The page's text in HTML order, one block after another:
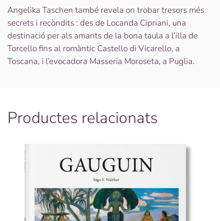
Angelika Taschen també revela on trobar tresors més
secrets i recòndits : des de Locanda Cipriani, una
destinació per als amants de la bona taula a l’illa de
Torcello fins al romàntic Castello di Vicarello, a
Toscana, i l’evocadora Masseria Moroseta, a Puglia.
Productes relacionats